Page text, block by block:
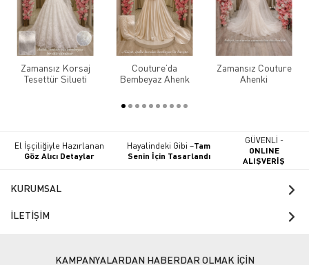
Zamansız Korsaj
Tesettür Silueti
Couture’da
Bembeyaz Ahenk
Zamansız Couture
Ahenki
El İşçiliğiyle Hazırlanan
Göz Alıcı Detaylar
Hayalindeki Gibi –Tam
Senin İçin Tasarlandı
GÜVENLİ -
ONLINE
ALIŞVERİŞ
KURUMSAL
İLETİŞİM
KAMPANYALARDAN HABERDAR OLMAK İÇİN